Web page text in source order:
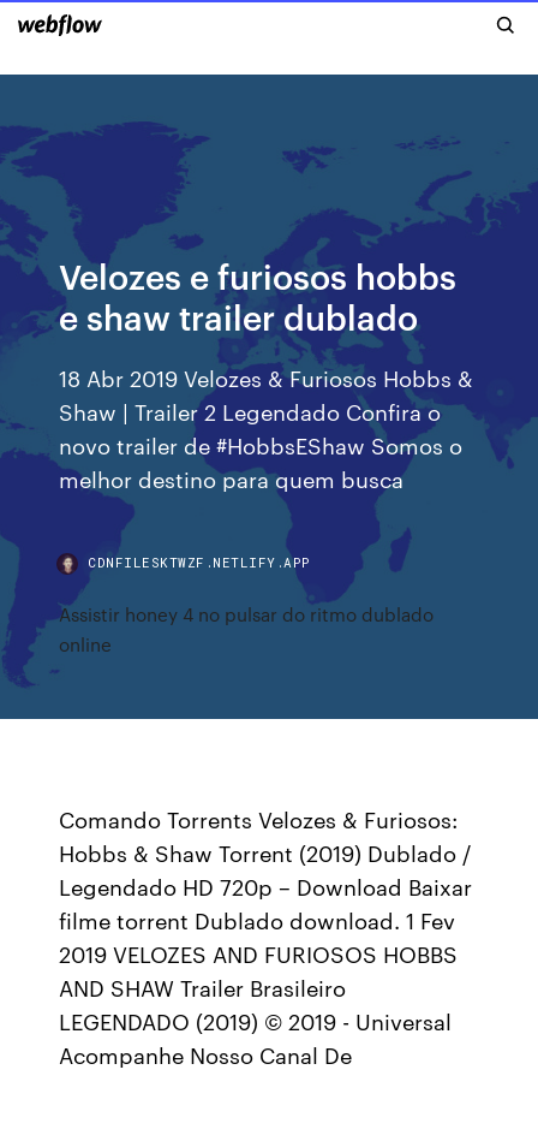
Velozes e furiosos hobbs
e shaw trailer dublado
18 Abr 2019 Velozes & Furiosos Hobbs &
Shaw | Trailer 2 Legendado Confira o
novo trailer de #HobbsEShaw Somos o
melhor destino para quem busca
CDNFILESKTWZF.NETLIFY.APP
Assistir honey 4 no pulsar do ritmo dublado
online
Comando Torrents Velozes & Furiosos:
Hobbs & Shaw Torrent (2019) Dublado /
Legendado HD 720p – Download Baixar
filme torrent Dublado download. 1 Fev
2019 VELOZES AND FURIOSOS HOBBS
AND SHAW Trailer Brasileiro
LEGENDADO (2019) © 2019 - Universal
Acompanhe Nosso Canal De